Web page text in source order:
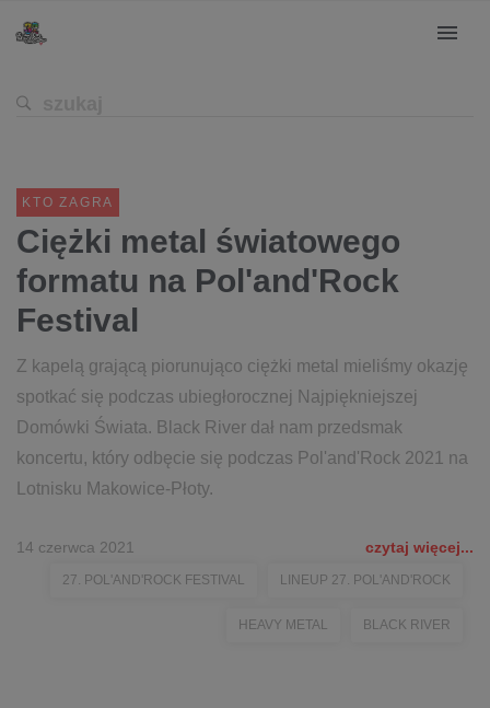
KTO ZAGRA
Ciężki metal światowego
formatu na Pol'and'Rock
Festival
Z kapelą grającą piorunująco ciężki metal mieliśmy okazję
spotkać się podczas ubiegłorocznej Najpiękniejszej
Domówki Świata. Black River dał nam przedsmak
koncertu, który odbęcie się podczas Pol'and'Rock 2021 na
Lotnisku Makowice-Płoty.
14 czerwca 2021 czytaj więcej...
27. POL'AND'ROCK FESTIVAL LINEUP 27. POL'AND'ROCK
HEAVY METAL BLACK RIVER